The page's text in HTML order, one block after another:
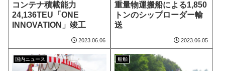
コンテナ積載能力
24,136TEU「ONE
INNOVATION」竣工
2023.06.06
重量物運搬船による1,850
トンのシップローダー輸
送
2023.06.05
国内ニュース 船舶